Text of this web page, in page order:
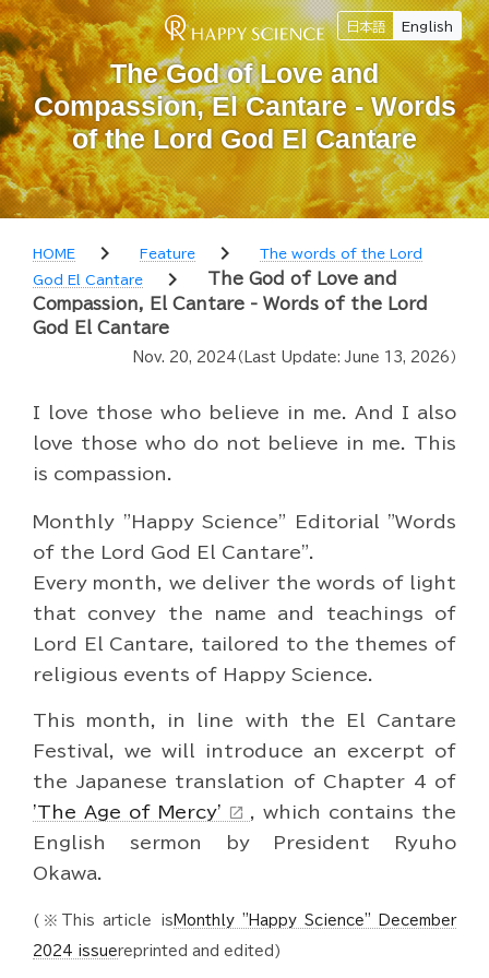
日本語 English
The God of Love and
Compassion, El Cantare - Words
of the Lord God El Cantare
HOME chevron_right Feature chevron_right
The words of the Lord
God El Cantare
chevron_right
The God of Love and
Compassion, El Cantare - Words of the Lord
God El Cantare
Nov. 20, 2024 （Last Update:June 13, 2026 ）
I love those who believe in me. And I also
love those who do not believe in me. This
is compassion.
Monthly "Happy Science" Editorial "Words
of the Lord God El Cantare".
Every month, we deliver the words of light
that convey the name and teachings of
Lord El Cantare, tailored to the themes of
religious events of Happy Science.
This month, in line with the El Cantare
Festival, we will introduce an excerpt of
the Japanese translation of Chapter 4 of
'The Age of Mercy'
open_in_new , which contains the
English sermon by President Ryuho
Okawa.
(※This article is Monthly "Happy Science" December
2024 issuereprinted and edited)